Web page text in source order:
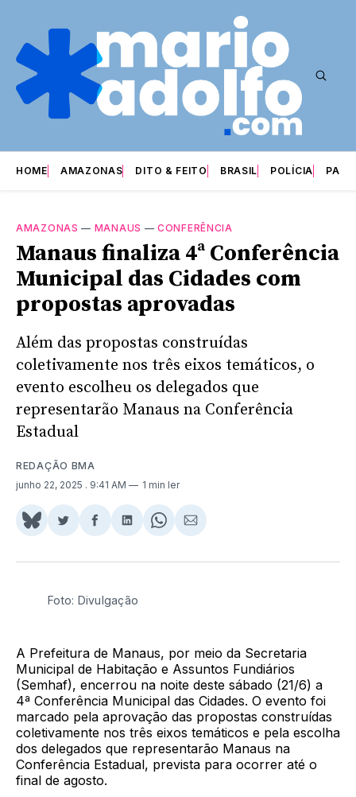
HOME AMAZONAS DITO & FEITO BRASIL POLÍCIA
AMAZONAS — MANAUS —CONFERÊNCIA
Manaus finaliza 4ª Conferência
Municipal das Cidades com
propostas aprovadas
Além das propostas construídas
coletivamente nos três eixos temáticos, o
evento escolheu os delegados que
representarão Manaus na Conferência
Estadual
REDAÇÃO BMA
junho 22, 2025 . 9:41 AM 1 min ler
Share
BlueSky
Compartilhar
Twitter
Compartilhar
Facebook
Compartilhar
LinkedIn
Share
WhatsApp
Compartilhar
Email
Foto: Divulgação
A Prefeitura de Manaus, por meio da Secretaria
Municipal de Habitação e Assuntos Fundiários
(Semhaf), encerrou na noite deste sábado (21/6) a
4ª Conferência Municipal das Cidades. O evento foi
marcado pela aprovação das propostas construídas
coletivamente nos três eixos temáticos e pela escolha
dos delegados que representarão Manaus na
Conferência Estadual, prevista para ocorrer até o
final de agosto.